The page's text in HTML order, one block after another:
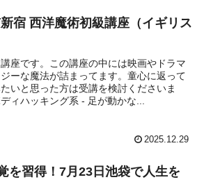
新宿 西洋魔術初級講座（イギリス
座です。この講座の中には映画やドラマ
ーな魔法が詰まってます。童心に返って
いと思った方は受講を検討くださいま
ィハッキング系 - 足が動かな...
2025.12.29
を習得！7月23日池袋で人生を